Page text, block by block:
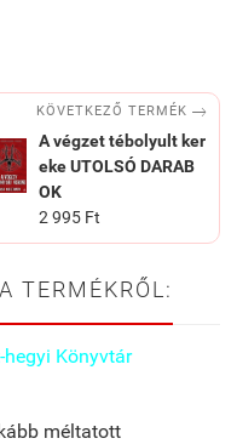
KÖVETKEZŐ TERMÉK 
A végzet tébolyult ker
eke UTOLSÓ DARAB
OK
2 995 Ft
TERMÉKRŐL:
hegyi Könyvtár
méltatott